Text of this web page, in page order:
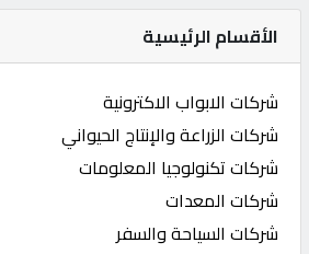
كيو
الدليل
القطري
الأقسام الرئيسية
شركات الابواب الاكترونية
شركات الزراعة والإنتاج الحيواني
شركات تكنولوجيا المعلومات
شركات المعدات
شركات السياحة والسفر